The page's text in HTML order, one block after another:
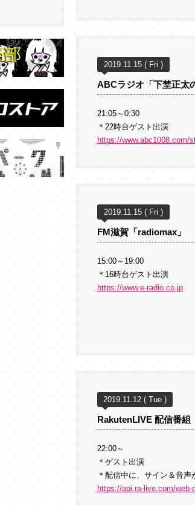
2019.11.15 ( Fri )
ABCラジオ「下埜正太
21:05～0:30
＊22時台ゲスト出演
https://www.abc1008.com/
2019.11.15 ( Fri )
FM滋賀「radiomax」
15:00～19:00
＊16時台ゲスト出演
https://www.e-radio.co.jp
2019.11.12 ( Tue )
RakutenLIVE 配信番組
22:00～
＊ゲスト出演
＊配信中に、サイン＆音
https://api.ra-live.com/web-